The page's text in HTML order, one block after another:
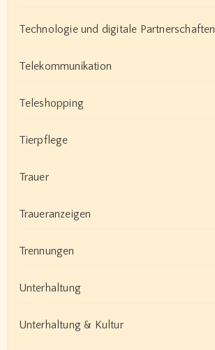
Technologie und digitale Partnerschaften
Telekommunikation
Teleshopping
Tierpflege
Trauer
Traueranzeigen
Trennungen
Unterhaltung
Unterhaltung & Kultur